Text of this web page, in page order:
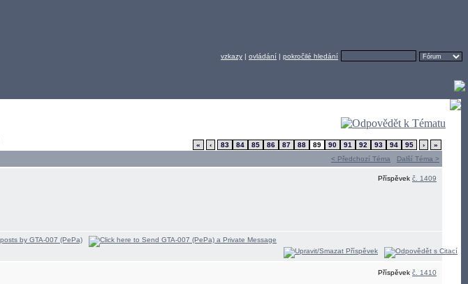
vzkazy | ovládání | pokročilé hledání
« ‹ 83 84 85 86 87 88 89 90 91 92 93 94 95 ›
»
< Předchozí Téma Další Téma >
Příspěvek č. 1409
Příspěvek č. 1410